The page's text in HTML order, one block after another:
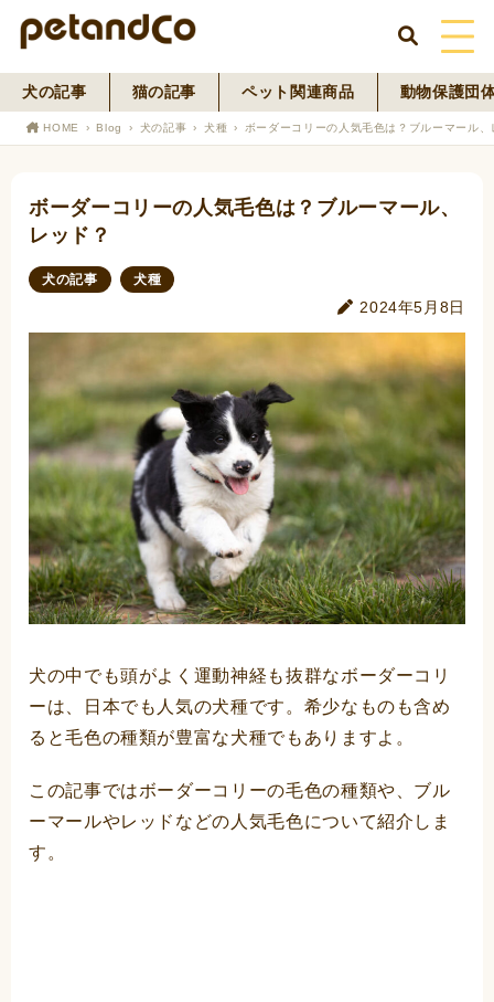
HOME
寄付活動
犬の記事 猫の記事 ペット関連商品 動物保護団
HOME Blog 犬の記事 犬種 ボーダーコリーの人気毛色は？ブルーマール、
ボーダーコリーの人気毛色は？ブルーマール、
レッド？
犬の記事 犬種
2024年5月8日
犬の中でも頭がよく運動神経も抜群なボーダーコリ
ーは、日本でも人気の犬種です。希少なものも含め
ると毛色の種類が豊富な犬種でもありますよ。
この記事ではボーダーコリーの毛色の種類や、ブル
ーマールやレッドなどの人気毛色について紹介しま
す。